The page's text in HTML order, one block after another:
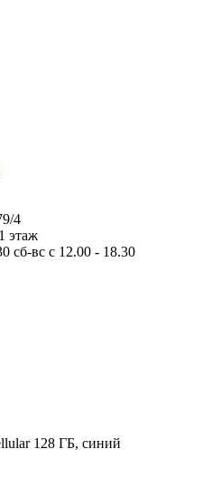
4
этаж
сб-вс с 12.00 - 18.30
128 ГБ, синий